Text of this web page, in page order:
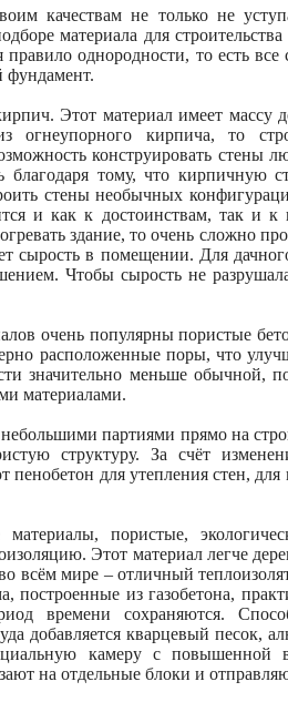
качествам не только не
материала для
правило однородности, то есть
фундамент.
Этот материал имеет массу
огнеупорного кирпича, то
конструировать
тому, что кирпичную
стены необычных
и как к достоинствам, так и к
здание, то очень сложно
сырость в помещении. Для
Чтобы сырость не
очень популярны пористые
расположенные поры, что
значительно меньше обычной,
материалами.
партиями прямо на
структуру. За счёт
пенобетон для утепления стен,
материалы, пористые,
Этот материал легче
всём мире – отличный
построенные из газобетона,
времени сохраняются.
добавляется кварцевый песок,
камеру с повышенной
на отдельные блоки и